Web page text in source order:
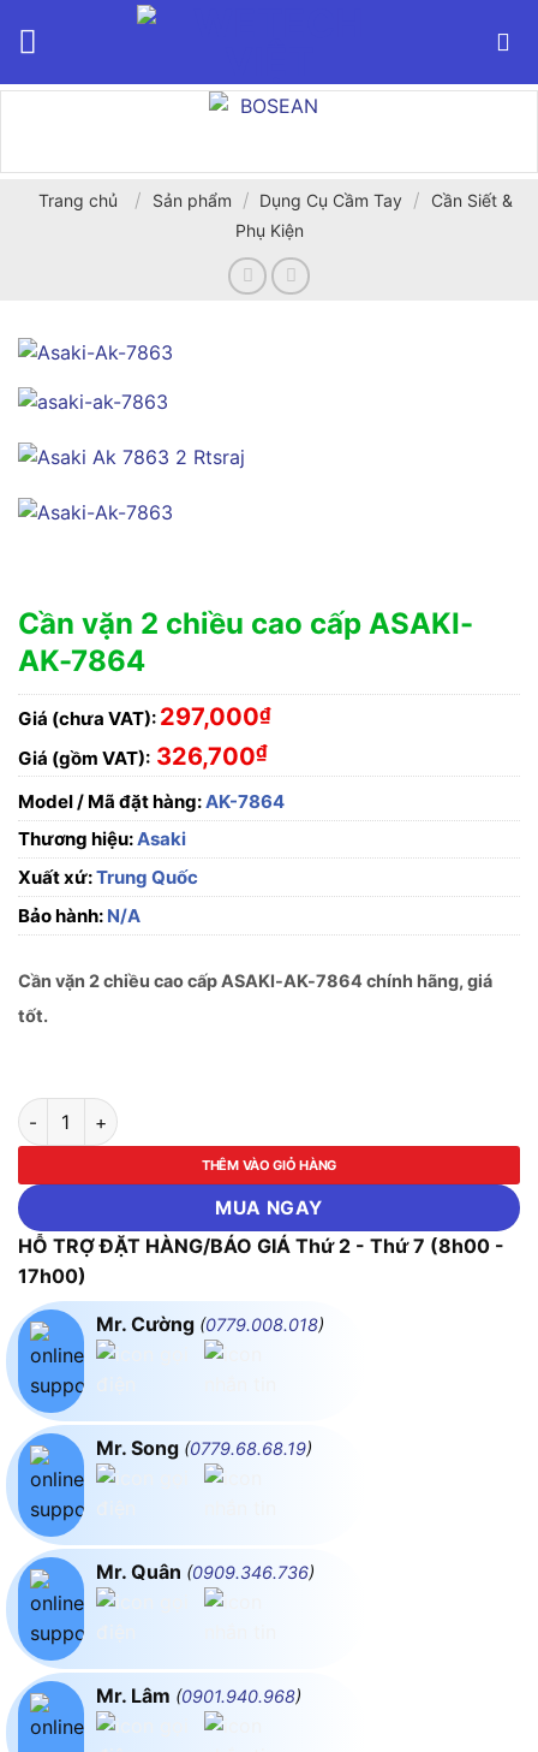
Trang chủ / Sản phẩm / Dụng Cụ Cầm Tay /
Cần Siết &
Phụ Kiện
Cần vặn 2 chiều cao cấp ASAKI-
AK-7864
Giá (chưa VAT): 297,000₫
Giá (gồm VAT): 326,700₫
Model / Mã đặt hàng:AK-7864
Thương hiệu:Asaki
Xuất xứ:Trung Quốc
Bảo hành: N/A
Cần vặn 2 chiều cao cấp ASAKI-AK-7864 chính hãng, giá
tốt.
Cần vặn 2 chiều cao cấp ASAKI-AK-7864 số lượng
THÊM VÀO GIỎ HÀNG
MUA NGAY
HỖ TRỢ ĐẶT HÀNG/BÁO GIÁ Thứ 2 - Thứ 7 (8h00 -
17h00)
Mr. Cường (0779.008.018)
Mr. Song (0779.68.68.19)
Mr. Quân (0909.346.736)
Mr. Lâm (0901.940.968)